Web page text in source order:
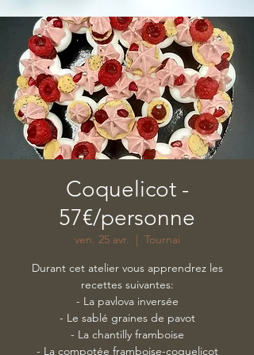
Coquelicot -
57€/personne
ven. 25 avr.
  |
Tournai
Durant cet atelier vous apprendrez les
recettes suivantes:
- La pavlova inversée
- Le sablé graines de pavot
- La chantilly framboise
- La compotée framboise-coquelicot